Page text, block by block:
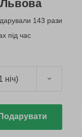
Львова
143 рази
під час
ніч)
Подарувати